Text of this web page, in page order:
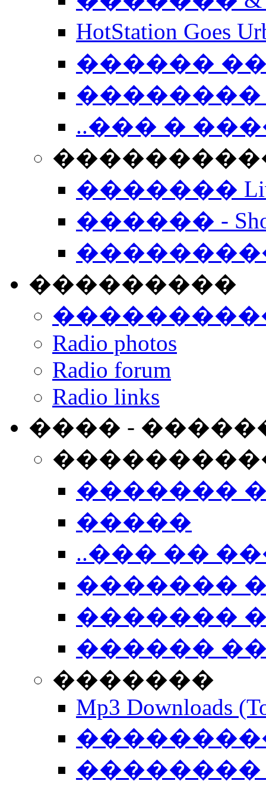
HotStation
������
��������
..��� �
����������
�������
������ -
���������
Radio photos
Radio forum
Radio links
���� -
�������
�����
..��� ��
�������
�������
������
�������
Mp3 Downloads
��������